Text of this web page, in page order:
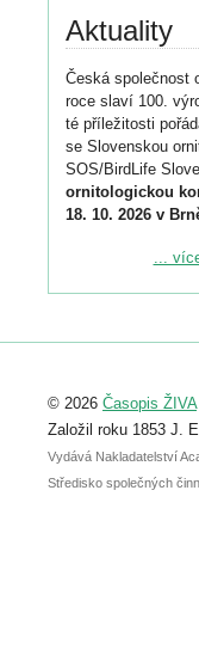
Aktuality
Česká společnost
roce slaví 100.
té příležitosti
se Slovenskou
SOS/BirdLife
ornitologickou
18. 10. 2026 v
Podrobnější
Registrovat se
abstraktu
posteru je už 30.
...
© 2026 Časopis ŽIVA
Založil roku 1853 J.
Vydává Nakladatelství
Středisko společných